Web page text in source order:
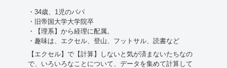
・34歳、1児のパパ
・旧帝国大学大学院卒
・【理系】から経理に配属。
・趣味は、エクセル、登山、フットサル、読書など
【エクセル】で【計算】しないと気が済まないたちなの
で、いろいろなことについて、データを集めて計算して